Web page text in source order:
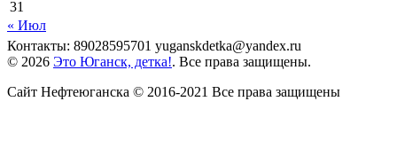
31
« Июл
Контакты: 89028595701 yuganskdetka@yandex.ru
© 2026 Это Юганск, детка!. Все права защищены.
Сайт Нефтеюганска © 2016-2021 Все права защищены